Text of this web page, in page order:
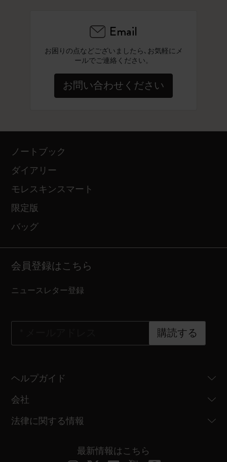
Email
お困りの点などございましたら､お気軽にメ
ールでご連絡ください。
お問い合わせください
ノートブック
ダイアリー
モレスキンスマート
限定版
バッグ
会員登録はこちら
ニュースレター登録
購読する
ヘルプガイド
会社
法律に関する情報
最新情報はこちら